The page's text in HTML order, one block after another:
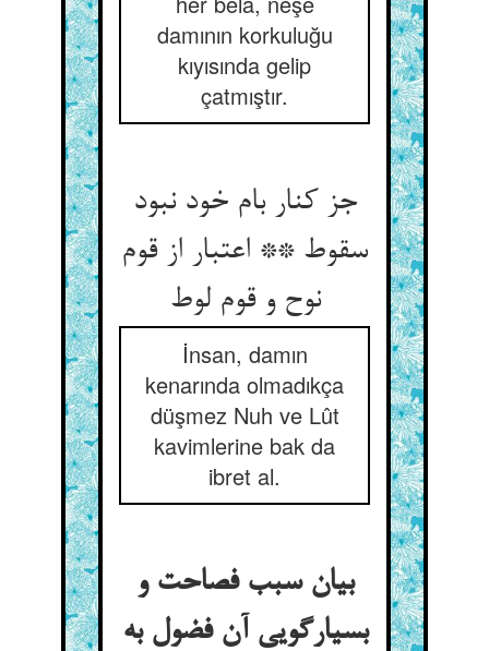
damının korkuluğu
kıyısında gelip
çatmıştır.
جز کنار بام خود نبود
سقوط ** اعتبار از قوم
نوح و قوم لوط
İnsan, damın
kenarında olmadıkça
düşmez Nuh ve Lût
kavimlerine bak da
ibret al.
بیان سبب فصاحت و
بسیارگویی آن فضول به